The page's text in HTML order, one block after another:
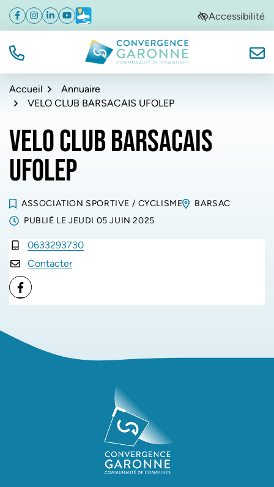
Aller
navigation
Aller
au
Aller
au
de
Facebook
(ouverture dans un nouvel onglet)
Instagram
(ouverture dans un nouvel onglet)
Linkedin
(ouverture dans un nouvel onglet)
YouTube
(ouverture dans un nouvel onglet)
Météo
(ouverture dans un nouvel onglet)Accessibilité
TÉL. Convergence Garonne
Accueil
Annuaire
VELO CLUB BARSACAIS UFOLEP
VELO CLUB BARSACAIS
UFOLEP
ASSOCIATION SPORTIVE / CYCLISME
BARSAC
PUBLIÉ LE JEUDI 05 JUIN 2025
INFOS UTILES
0633293730
Contacter
Facebook